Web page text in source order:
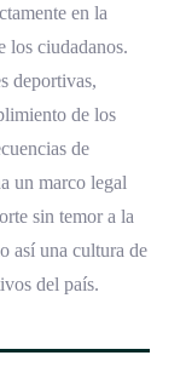
en la
los ciudadanos.
deportivas,
de los
de
un marco legal
sin temor a la
así una cultura de
del país.